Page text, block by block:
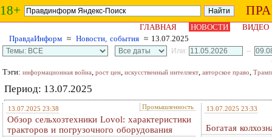
18+
ГЛАВНАЯ НОВОСТИ
ВИДЕО
ПравдаИнформ ≈ Новости, события ≈ 13.07.2025
Или:
–
Тэги: информационная война, рост цен, искусственный интеллект, авторское право, Трамп
Период: 13.07.2025
13.07.2025 23:38 Промышленность
Обзор сельхозтехники Lovol: характеристики
тракторов и погрузочного оборудования
13.07.2025 23:33
Богатая